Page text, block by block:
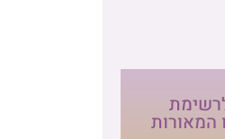
המאורות